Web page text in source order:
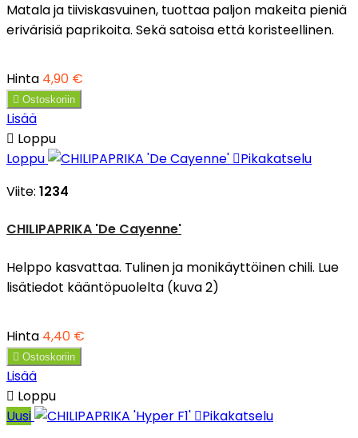
Matala ja tiiviskasvuinen, tuottaa paljon makeita pieniä
erivärisiä paprikoita. Sekä satoisa että koristeellinen.
Hinta 4,90 €
 Ostoskoriin
Lisää
 Loppu
Loppu
Pikakatselu
Viite: 1234
CHILIPAPRIKA 'De Cayenne'
Helppo kasvattaa. Tulinen ja monikäyttöinen chili. Lue
lisätiedot kääntöpuolelta (kuva 2)
Hinta 4,40 €
 Ostoskoriin
Lisää
 Loppu
Uusi
Pikakatselu